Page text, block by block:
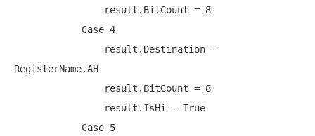
Case 4
RegisterName.AH
                result.IsHi =
True
Case 5